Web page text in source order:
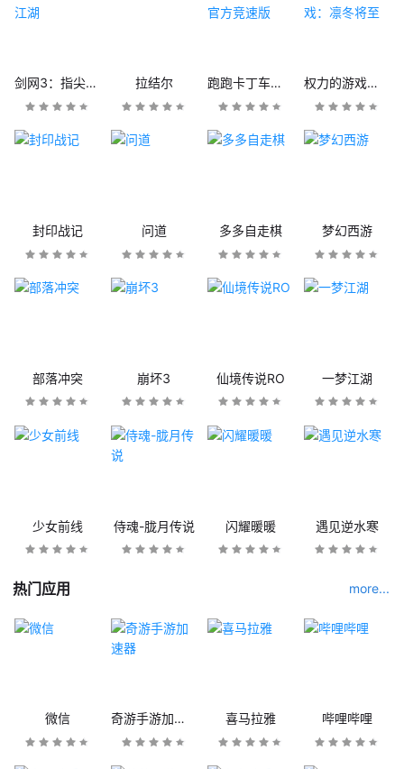
剑网3：指尖江湖 拉结尔 跑跑卡丁车官方竞速版 权力的游戏：凛冬将至
封印战记 问道 多多自走棋 梦幻西游
部落冲突 崩坏3 仙境传说RO 一梦江湖
少女前线 侍魂-胧月传说 闪耀暖暖 遇见逆水寒
热门应用 more...
微信 奇游手游加速器 喜马拉雅 哔哩哔哩